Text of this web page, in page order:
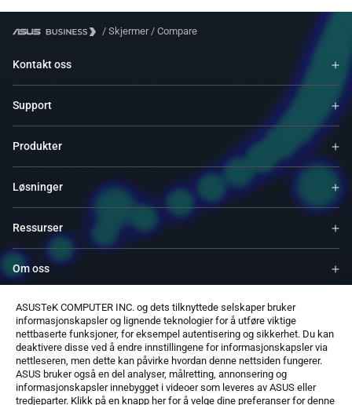
ASUSTeK COMPUTER INC. og dets tilknyttede selskaper bruker
informasjonskapsler og lignende teknologier for å utføre viktige
nettbaserte funksjoner, for eksempel autentisering og sikkerhet. Du kan
deaktivere disse ved å endre innstillingene for informasjonskapsler via
nettleseren, men dette kan påvirke hvordan denne nettsiden fungerer.
ASUS bruker også en del analyser, målretting, annonsering og
informasjonskapsler innebygget i videoer som leveres av ASUS eller
tredjeparter. Klikk på en knapp her for å velge dine preferanser for denne
/ Skjermer/ Compare
Kontakt oss
Support
Produkter
Løsninger
Ressurser
Om oss
Service og programmer
Støtter
Programvare